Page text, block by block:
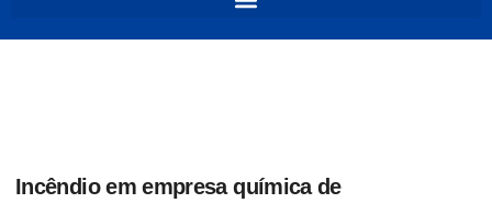
Incêndio em empresa química de